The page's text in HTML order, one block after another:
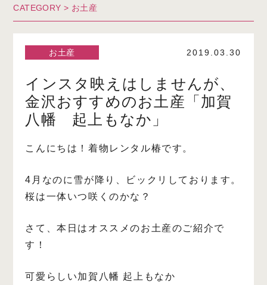
CATEGORY > お土産
お土産 2019.03.30
インスタ映えはしませんが、
金沢おすすめのお土産「加賀
八幡 起上もなか」
こんにちは！着物レンタル椿です。
4月なのに雪が降り、ビックリしております。
桜は一体いつ咲くのかな？
さて、本日はオススメのお土産のご紹介で
す！
可愛らしい加賀八幡 起上もなか